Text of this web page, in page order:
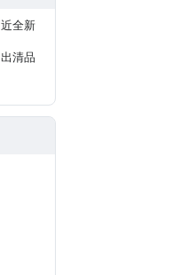
近全新
出清品